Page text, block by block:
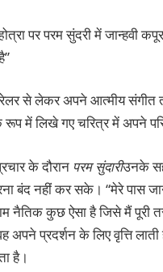
​​पर परम सुंदरी में
से लेकर अपने आत्मीय संगीत
में लिखे गए चरित्र में अपने
के दौरान परम सुंदारीउनके
बंद नहीं कर सके। “मेरे पास
नैतिक कुछ ऐसा है जिसे मैं पूरी
अपने प्रदर्शन के लिए वृत्ति
है।